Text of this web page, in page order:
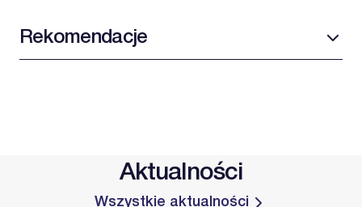
Rekomendacje
Aktualności
Wszystkie aktualności